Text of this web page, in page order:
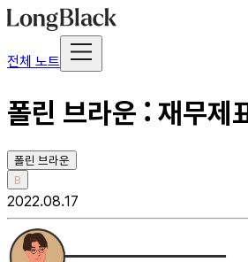
전체 노트
폴린 브라운 : 재무제
폴린 브라운
B
2022.08.17